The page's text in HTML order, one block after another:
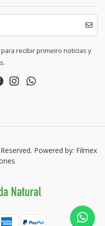
recibir primeiro noticias y
Powered by: Filmex